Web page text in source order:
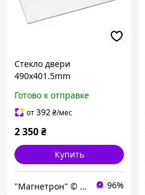
Стекло двери
490x401.5mm
для духовки Electrolux fs
Готово к отправке
от392₴/мес
2 350₴
Купить
"Магнетрон" © Интернет-магазин запчастей и аксессуаров для бытовой техники 96%